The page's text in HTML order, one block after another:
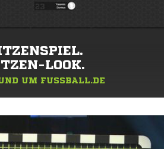
LOOK.
UM FUSSBALL.DE